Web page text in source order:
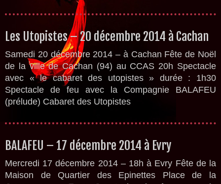
Les Utopistes – 20 décembre 2014 à Cachan
Samedi 20 décembre 2014 – à Cachan Fête de Noël
de la ville de Cachan (94) au CCAS 20h Spectacle
avec « le cabaret des utopistes » durée : 1h30
Spectacle de feu avec la Compagnie BALAFEU
(prélude) Cabaret des Utopistes
BALAFEU – 17 décembre 2014 à Evry
Mercredi 17 décembre 2014 – 18h à Evry Fête de la
Maison de Quartier des Epinettes Place de la